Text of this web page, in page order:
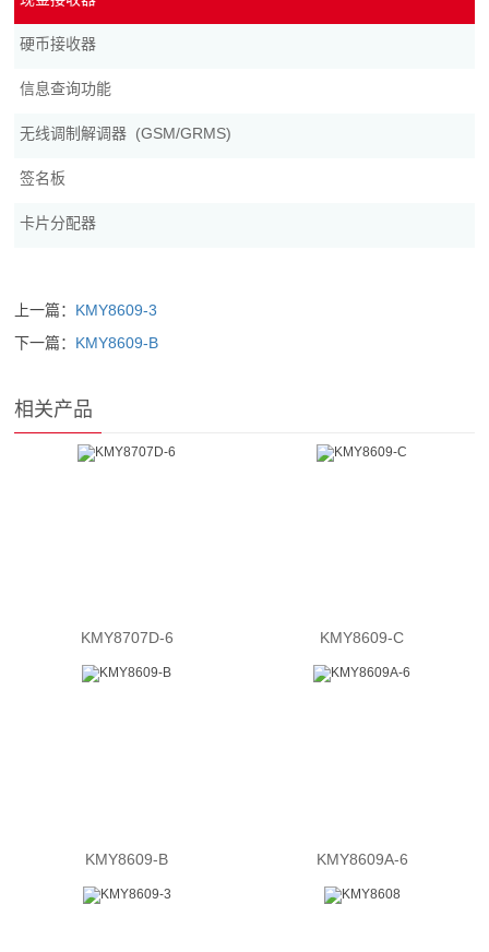
硬币接收器
信息查询功能
无线调制解调器 (GSM/GRMS)
签名板
卡片分配器
上一篇： KMY8609-3
下一篇： KMY8609-B
相关产品
KMY8707D-6 KMY8609-C
KMY8609-B KMY8609A-6